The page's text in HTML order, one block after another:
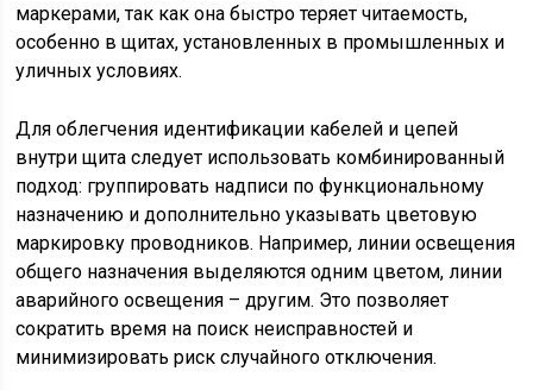
маркерами, так как она быстро теряет читаемость,
особенно в щитах, установленных в промышленных и
уличных условиях.
Для облегчения идентификации кабелей и цепей
внутри щита следует использовать комбинированный
подход: группировать надписи по функциональному
назначению и дополнительно указывать цветовую
маркировку проводников. Например, линии освещения
общего назначения выделяются одним цветом, линии
аварийного освещения – другим. Это позволяет
сократить время на поиск неисправностей и
минимизировать риск случайного отключения.